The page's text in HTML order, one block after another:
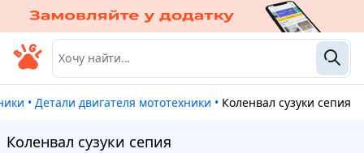
• Детали двигателя мототехники • Коленвал сузуки сепия
Коленвал сузуки сепия